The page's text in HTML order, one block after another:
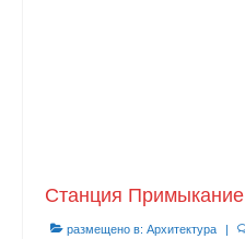
Станция Примыкание
размещено в: Архитектура |